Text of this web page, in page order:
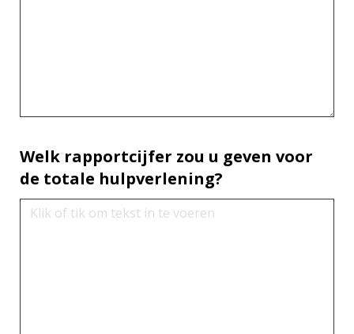
Welk rapportcijfer zou u geven voor
de totale hulpverlening?